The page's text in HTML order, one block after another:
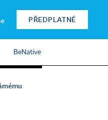
PŘEDPLATNÉ
BeNative